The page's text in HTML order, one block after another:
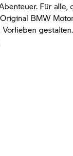
Für
BMW